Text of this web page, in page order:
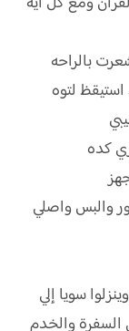
بالراحه
لتوه
كده
والبس واصلي
سويا إلي
السفرة والخدم